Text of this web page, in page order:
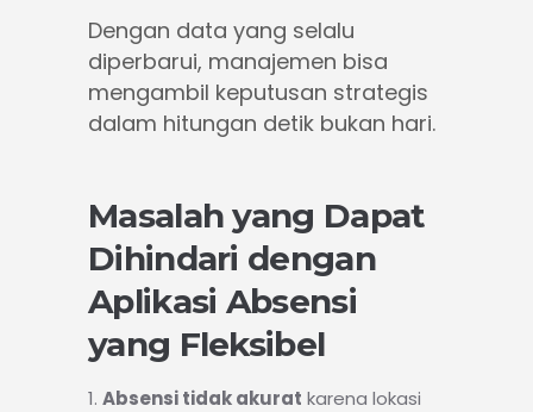
Dengan data yang selalu
diperbarui, manajemen bisa
mengambil keputusan strategis
dalam hitungan detik bukan hari.
Masalah yang Dapat
Dihindari dengan
Aplikasi Absensi
yang Fleksibel
Absensi tidak akurat karena lokasi